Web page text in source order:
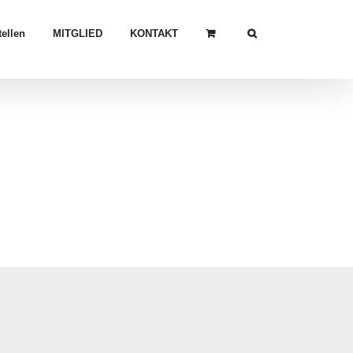
MITGLIED KONTAKT